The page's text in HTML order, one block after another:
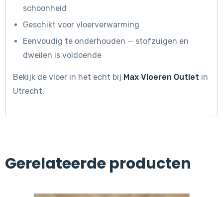
schoonheid
Geschikt voor vloerverwarming
Eenvoudig te onderhouden — stofzuigen en
dweilen is voldoende
Bekijk de vloer in het echt bij Max Vloeren Outlet in
Utrecht.
Gerelateerde producten